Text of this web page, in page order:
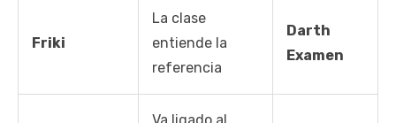
Friki
La clase
entiende la
referencia
Darth
Examen